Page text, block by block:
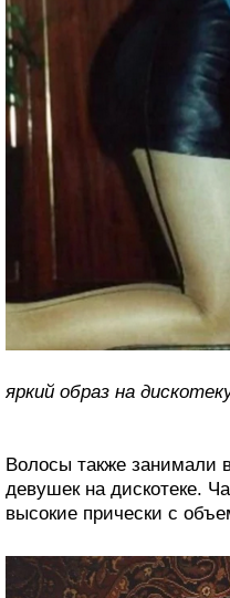
яркий образ на
Волосы также занимали
девушек на дискотеке.
высокие прически с